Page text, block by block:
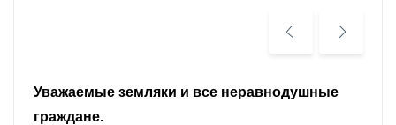
Уважаемые земляки и все неравнодушные
граждане.